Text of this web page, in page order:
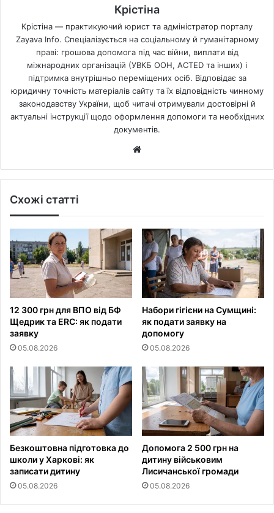
Крістіна
Крістіна — практикуючий юрист та адміністратор порталу
Zayava Info. Спеціалізується на соціальному й гуманітарному
праві: грошова допомога під час війни, виплати від
міжнародних організацій (УВКБ ООН, ACTED та інших) і
підтримка внутрішньо переміщених осіб. Відповідає за
юридичну точність матеріалів сайту та їх відповідність чинному
законодавству України, щоб читачі отримували достовірні й
актуальні інструкції щодо оформлення допомоги та необхідних
документів.
Схожі статті
12 300 грн для ВПО від БФ
Щедрик та ERC: як подати
заявку
05.08.2026
Набори гігієни на Сумщині:
як подати заявку на
допомогу
05.08.2026
Безкоштовна підготовка до
школи у Харкові: як
записати дитину
05.08.2026
Допомога 2 500 грн на
дитину військовим
Лисичанської громади
05.08.2026